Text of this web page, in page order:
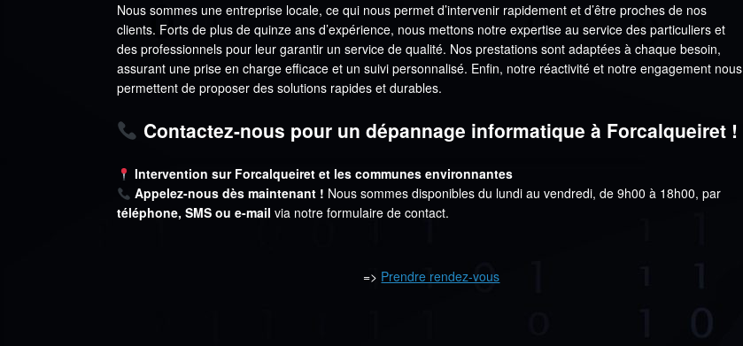
Nous sommes une entreprise locale, ce qui nous permet d’intervenir rapidement et d’être proches de nos
clients. Forts de plus de quinze ans d’expérience, nous mettons notre expertise au service des particuliers et
des professionnels pour leur garantir un service de qualité. Nos prestations sont adaptées à chaque besoin,
assurant une prise en charge efficace et un suivi personnalisé. Enfin, notre réactivité et notre engagement nous
permettent de proposer des solutions rapides et durables.
Contactez-nous pour un dépannage informatique à Forcalqueiret !
Intervention sur Forcalqueiret et les communes environnantes
Appelez-nous dès maintenant ! Nous sommes disponibles du lundi au vendredi, de 9h00 à 18h00, par
téléphone, SMS ou e-mail via notre formulaire de contact.
=> Prendre rendez-vous